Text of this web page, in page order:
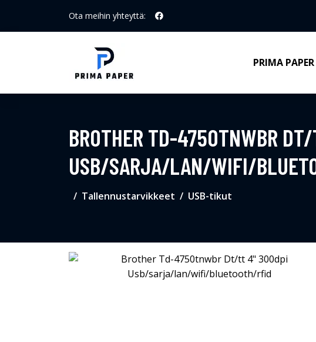
Ota meihin yhteyttä:
PRIMA PAPER
BROTHER TD-4750TNWBR
USB/SARJA/LAN/WIFI/
Tallennustarvikkeet USB-tikut